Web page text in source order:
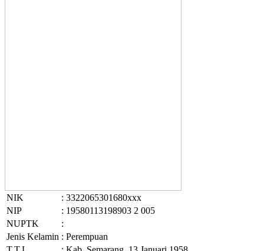
NIK
: 3322065301680xxx
NIP
: 19580113198903 2 005
NUPTK
:
Jenis Kelamin : Perempuan